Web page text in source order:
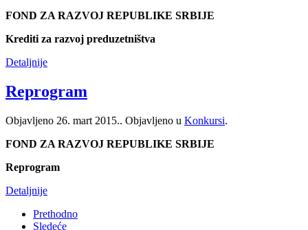
FOND ZA RAZVOJ REPUBLIKE SRBIJE
Krediti za razvoj preduzetništva
Detaljnije
Reprogram
Objavljeno 26. mart 2015.. Objavljeno u Konkursi.
FOND ZA RAZVOJ REPUBLIKE SRBIJE
Reprogram
Detaljnije
Prethodno
Sledeće